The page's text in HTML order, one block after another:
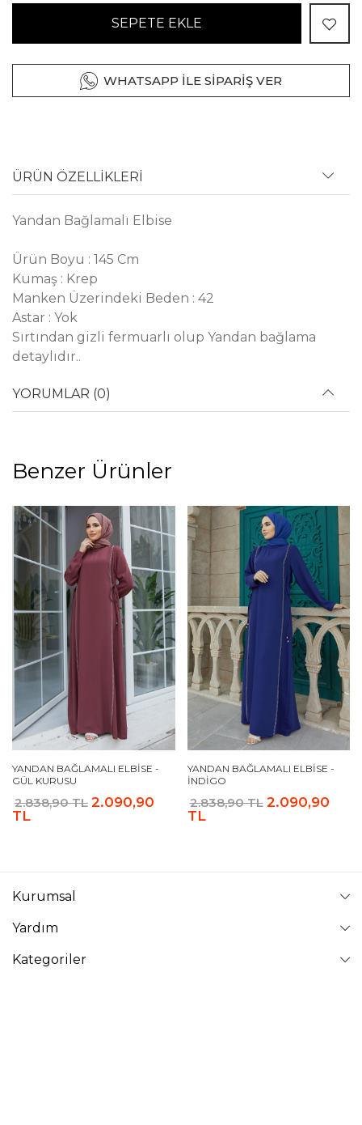
SEPETE EKLE
WHATSAPP İLE SİPARİŞ VER
ÜRÜN ÖZELLİKLERİ
Yandan Bağlamalı Elbise
Ürün Boyu : 145 Cm
Kumaş : Krep
Manken Üzerindeki Beden : 42
Astar : Yok
Sırtından gizli fermuarlı olup Yandan bağlama
detaylıdır..
YORUMLAR (0)
Benzer Ürünler
YANDAN BAĞLAMALI ELBISE -
GÜL KURUSU
2.838,90 TL 2.090,90
TL
YANDAN BAĞLAMALI ELBISE -
İNDIGO
2.838,90 TL 2.090,90
TL
Kurumsal
Yardım
Kategoriler